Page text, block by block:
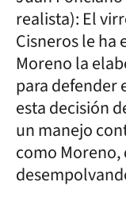
realista): El
Cisneros le ha
Moreno la
para defender
esta decisión
un manejo
como Moreno,